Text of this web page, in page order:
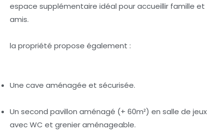
espace supplémentaire idéal pour accueillir famille et
amis.
la propriété propose également :
Une cave aménagée et sécurisée.
Un second pavillon aménagé (+ 60m²) en salle de jeux
avec WC et grenier aménageable.